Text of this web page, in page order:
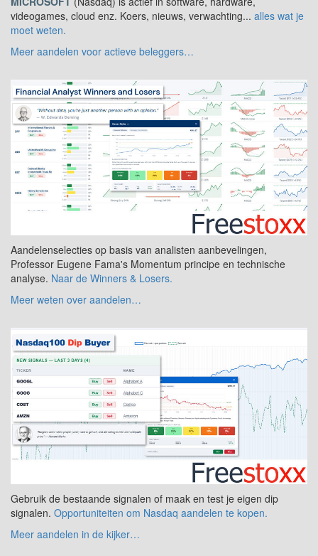
videogames, cloud enz. Koers, nieuws, verwachting... alles wat je
moet weten.
Meer aandelen voor actieve beleggers…
Aandelenselecties op basis van analisten aanbevelingen,
Professor Eugene Fama's Momentum principe en technische
analyse. Naar de Winners & Losers.
Meer weten over aandelen…
Gebruik de bestaande signalen of maak en test je eigen dip
signalen. Opportuniteiten om Nasdaq aandelen te kopen.
Meer aandelen in de kijker…